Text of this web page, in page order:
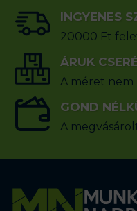
INGYENES
20000 Ft
ÁRUK
A méret nem
GOND
A